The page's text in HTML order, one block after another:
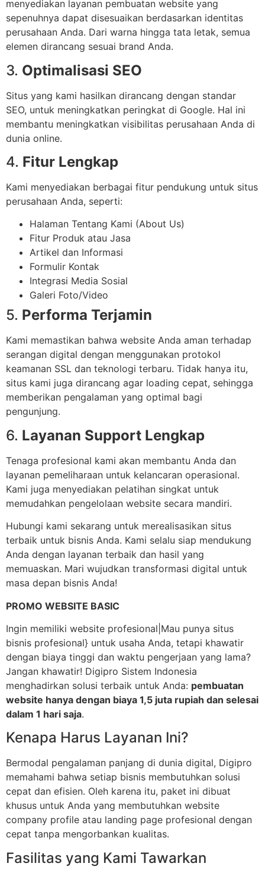
menyediakan layanan pembuatan website yang
sepenuhnya dapat disesuaikan berdasarkan identitas
perusahaan Anda. Dari warna hingga tata letak, semua
elemen dirancang sesuai brand Anda.
3. Optimalisasi SEO
Situs yang kami hasilkan dirancang dengan standar
SEO, untuk meningkatkan peringkat di Google. Hal ini
membantu meningkatkan visibilitas perusahaan Anda di
dunia online.
4. Fitur Lengkap
Kami menyediakan berbagai fitur pendukung untuk situs
perusahaan Anda, seperti:
Halaman Tentang Kami (About Us)
Fitur Produk atau Jasa
Artikel dan Informasi
Formulir Kontak
Integrasi Media Sosial
Galeri Foto/Video
5. Performa Terjamin
Kami memastikan bahwa website Anda aman terhadap
serangan digital dengan menggunakan protokol
keamanan SSL dan teknologi terbaru. Tidak hanya itu,
situs kami juga dirancang agar loading cepat, sehingga
memberikan pengalaman yang optimal bagi
pengunjung.
6. Layanan Support Lengkap
Tenaga profesional kami akan membantu Anda dan
layanan pemeliharaan untuk kelancaran operasional.
Kami juga menyediakan pelatihan singkat untuk
memudahkan pengelolaan website secara mandiri.
Hubungi kami sekarang untuk merealisasikan situs
terbaik untuk bisnis Anda. Kami selalu siap mendukung
Anda dengan layanan terbaik dan hasil yang
memuaskan. Mari wujudkan transformasi digital untuk
masa depan bisnis Anda!
PROMO WEBSITE BASIC
Ingin memiliki website profesional|Mau punya situs
bisnis profesional} untuk usaha Anda, tetapi khawatir
dengan biaya tinggi dan waktu pengerjaan yang lama?
Jangan khawatir! Digipro Sistem Indonesia
menghadirkan solusi terbaik untuk Anda: pembuatan
website hanya dengan biaya 1,5 juta rupiah dan selesai
dalam 1 hari saja.
Kenapa Harus Layanan Ini?
Bermodal pengalaman panjang di dunia digital, Digipro
memahami bahwa setiap bisnis membutuhkan solusi
cepat dan efisien. Oleh karena itu, paket ini dibuat
khusus untuk Anda yang membutuhkan website
company profile atau landing page profesional dengan
cepat tanpa mengorbankan kualitas.
Fasilitas yang Kami Tawarkan